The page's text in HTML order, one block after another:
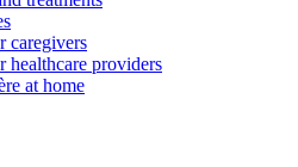
caregivers
healthcare providers
at home